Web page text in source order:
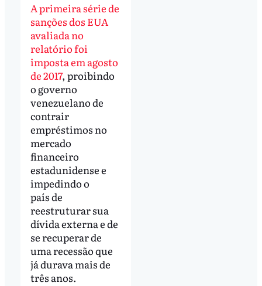
A primeira série de
sanções dos EUA
avaliada no
relatório foi
imposta em agosto
de 2017, proibindo
o governo
venezuelano de
contrair
empréstimos no
mercado
financeiro
estadunidense e
impedindo o
país de
reestruturar sua
dívida externa e de
se recuperar de
uma recessão que
já durava mais de
três anos.